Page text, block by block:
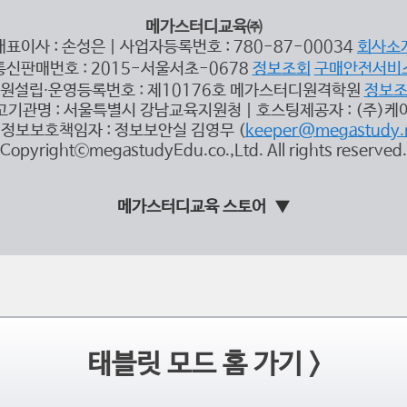
메가스터디교육㈜
표이사 : 손성은 | 사업자등록번호 : 780-87-00034 회사소
신판매번호 : 2015-서울서초-0678 정보조회 구매안전서비
설립∙운영등록번호 : 제10176호 메가스터디원격학원 정보
기관명 : 서울특별시 강남교육지원청 | 호스팅제공자 : (주)케
보보호책임자 : 정보보안실 김영무 (
CopyrightⓒmegastudyEdu.co.,Ltd. All rights reserved.
메가스터디교육 스토어
태블릿 모드 홈 가기 >